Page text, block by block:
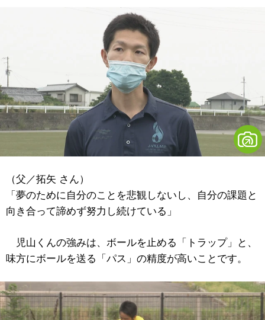
（父／拓矢 さん）
「夢のために自分のことを悲観しないし、自分の課題と
向き合って諦めず努力し続けている」
児山くんの強みは、ボールを止める「トラップ」と、
味方にボールを送る「パス」の精度が高いことです。